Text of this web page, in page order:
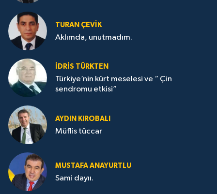
TURAN ÇEVİK
Aklımda, unutmadım.
İDRİS TÜRKTEN
Türkiye’nin kürt meselesi ve “ Çin
sendromu etkisi”
AYDIN KIROBALI
Müflis tüccar
MUSTAFA ANAYURTLU
Sami dayıı.